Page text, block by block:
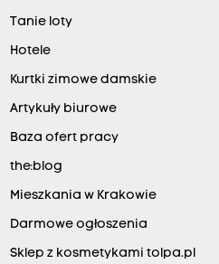
Tanie loty
Hotele
Kurtki zimowe damskie
Artykuły biurowe
Baza ofert pracy
the:blog
Mieszkania w Krakowie
Darmowe ogłoszenia
Sklep z kosmetykami tolpa.pl